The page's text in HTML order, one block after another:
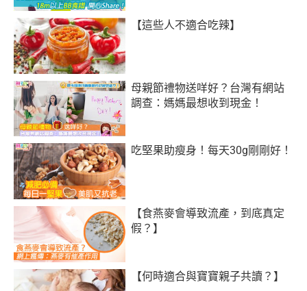
【這些人不適合吃辣】
母親節禮物送咩好？台灣有網站
調查：媽媽最想收到現金！
吃堅果助瘦身！每天30g剛剛好！
【食燕麥會導致流產，到底真定
假？】
【何時適合與寶寶親子共讀？】